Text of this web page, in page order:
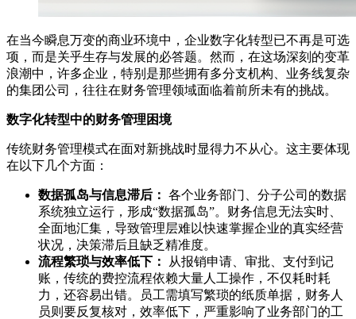
在当今瞬息万变的商业环境中，企业数字化转型已不再是可选
项，而是关乎生存与发展的必答题。然而，在这场深刻的变革
浪潮中，许多企业，特别是那些拥有多分支机构、业务线复杂
的集团公司，往往在财务管理领域面临着前所未有的挑战。
数字化转型中的财务管理困境
传统财务管理模式在面对新挑战时显得力不从心。这主要体现
在以下几个方面：
数据孤岛与信息滞后： 各个业务部门、分子公司的数据
系统独立运行，形成“数据孤岛”。财务信息无法实时、
全面地汇集，导致管理层难以快速掌握企业的真实经营
状况，决策滞后且缺乏精准度。
流程繁琐与效率低下：
从报销申请、审批、支付到记
账，传统的费控流程依赖大量人工操作，不仅耗时耗
力，还容易出错。员工需填写繁琐的纸质单据，财务人
员则要反复核对，效率低下，严重影响了业务部门的工